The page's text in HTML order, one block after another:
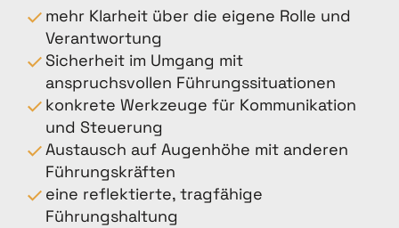
mehr Klarheit über die eigene Rolle und
Verantwortung
Sicherheit im Umgang mit
anspruchsvollen Führungssituationen
konkrete Werkzeuge für Kommunikation
und Steuerung
Austausch auf Augenhöhe mit anderen
Führungskräften
eine reflektierte, tragfähige
Führungshaltung